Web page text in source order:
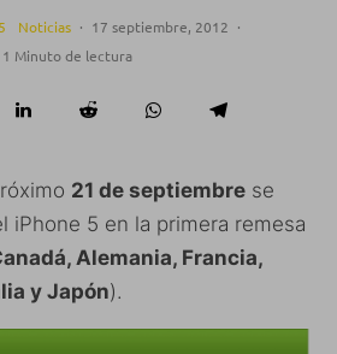
Noticias · 17 septiembre, 2012 ·
1 Minuto de lectura
21 de septiembre se
iPhone 5 en la primera remesa
Alemania, Francia,
y Japón).